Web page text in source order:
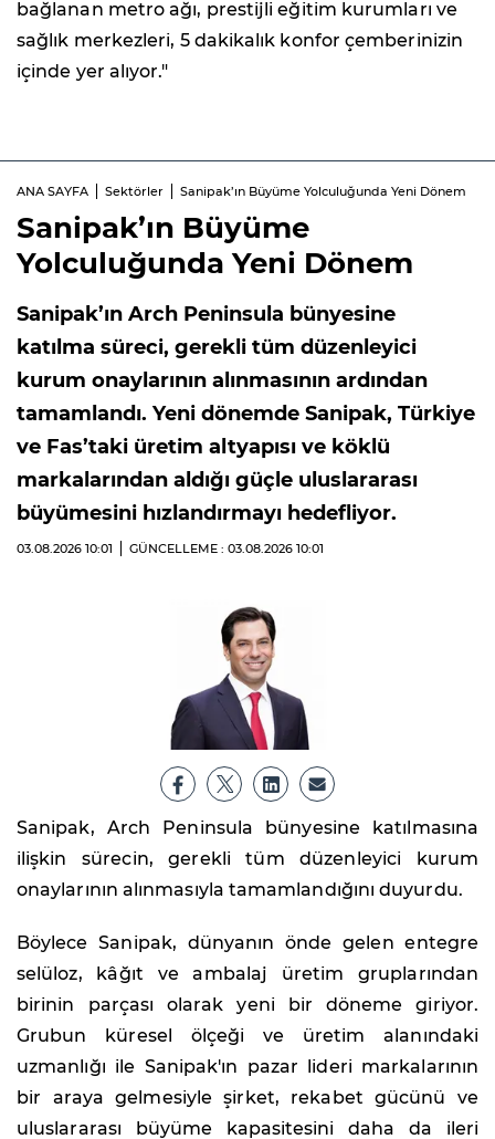
bağlanan metro ağı, prestijli eğitim kurumları ve
sağlık merkezleri, 5 dakikalık konfor çemberinizin
içinde yer alıyor."
ANA SAYFA Sektörler Sanipak’ın Büyüme Yolculuğunda Yeni Dönem
Sanipak’ın Büyüme
Yolculuğunda Yeni Dönem
Sanipak’ın Arch Peninsula bünyesine
katılma süreci, gerekli tüm düzenleyici
kurum onaylarının alınmasının ardından
tamamlandı. Yeni dönemde Sanipak, Türkiye
ve Fas’taki üretim altyapısı ve köklü
markalarından aldığı güçle uluslararası
büyümesini hızlandırmayı hedefliyor.
03.08.2026 10:01 GÜNCELLEME : 03.08.2026 10:01
Sanipak, Arch Peninsula bünyesine katılmasına
ilişkin sürecin, gerekli tüm düzenleyici kurum
onaylarının alınmasıyla tamamlandığını duyurdu.
Böylece Sanipak, dünyanın önde gelen entegre
selüloz, kâğıt ve ambalaj üretim gruplarından
birinin parçası olarak yeni bir döneme giriyor.
Grubun küresel ölçeği ve üretim alanındaki
uzmanlığı ile Sanipak'ın pazar lideri markalarının
bir araya gelmesiyle şirket, rekabet gücünü ve
uluslararası büyüme kapasitesini daha da ileri